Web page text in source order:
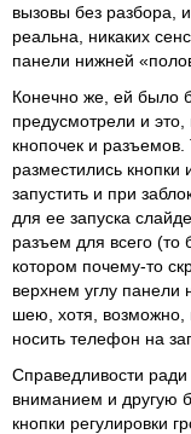
вызовы без разбора,
реальна, никаких
панели нижней
Конечно же, ей было
предусмотрели и
кнопочек и
разместились
запустить и при
для ее запуска
разъем для всего (то
котором почему-то
верхнем углу панели
шею, хотя, возможно,
носить телефон на
Справедливости
вниманием и другую
кнопки регулировки